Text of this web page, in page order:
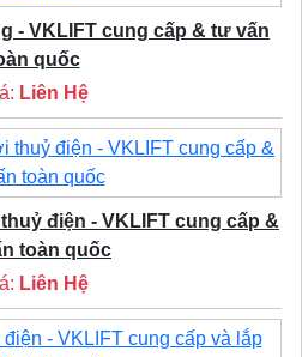
- VKLIFT cung cấp & tư vấn
quốc
Liên Hệ
điện - VKLIFT cung cấp &
toàn quốc
Liên Hệ